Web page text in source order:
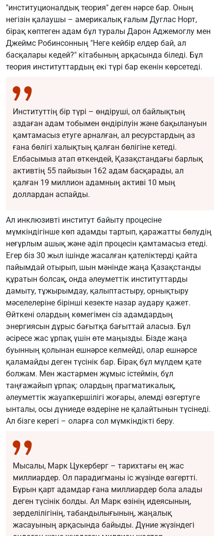
"институционалдық теория" деген нәрсе бар. Оның
негізін қалаушы – америкалық ғалым Дуглас Норт,
бірақ көптеген адам бұл туралы Дарон Аджемоглу мен
Джеймс Робинсонның "Неге кейбір елдер бай, ал
басқалары кедей?" кітабының арқасында біледі. Бұл
теория институттардың екі түрі бар екенін көрсетеді.
Институттің бір түрі – өндіруші, ол байлықтың
аздаған адам тобымен өндірілуін және бақылануын
қамтамасыз етуге арналған, ал ресурстардың аз
ғана бөлігі халықтың қалған бөлігіне кетеді.
Елбасымыз атап өткендей, Қазақстандағы барлық
активтің 55 пайызын 162 адам басқарады, ал
қалған 19 миллион адамның активі 10 мың
доллардан аспайды.
Ал инклюзивті институт байыту процесіне
мүмкіндігінше көп адамды тартып, қаражатты бөлудің
неғұрлым ашық және әділ процесін қамтамасыз етеді.
Егер біз 30 жыл ішінде жасалған қателіктерді қайта
пайымдай отырып, шын мәнінде жаңа Қазақстанды
құратын болсақ, онда әлеуметтік институттарды
дамыту, тұжырымдау, қалыптастыру, орнықтыру
мәселелеріне бірінші кезекте назар аудару қажет.
Өйткені олардың көмегімен сіз адамдардың
энергиясын дұрыс бағытқа бағыттай аласыз. Бұл
әсіресе жас ұрпақ үшін өте маңызды. Бізде жаңа
буынның қолынан ешнәрсе келмейді, олар ешнәрсе
қаламайды деген түсінік бар. Бірақ бұл мүлдем қате
болжам. Мен жастармен жұмыс істеймін, бұл
таңғажайып ұрпақ: олардың прагматикалық,
әлеуметтік жауапкершілігі жоғары, әлемді өзгертуге
ынталы, осы дүниеде өздеріне не қалайтынын түсінеді.
Ал бізге керегі – оларға сол мүмкіндікті беру.
Мысалы, Марк Цукерберг – тарихтағы ең жас
миллиардер. Ол парадигманы іс жүзінде өзгертті.
Бұрын қарт адамдар ғана миллиардер бола алады
деген түсінік болды. Ал Марк өзінің идеясының,
зерделілігінің, табандылығының, жаңалық
жасауының арқасында байыды. Дүние жүзіндегі